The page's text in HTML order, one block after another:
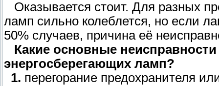
Оказывается стоит. Для разных
ламп сильно колеблется, но если
50% случаев, причина её
Какие основные
энергосберегающих ламп?
1. перегорание предохранителя